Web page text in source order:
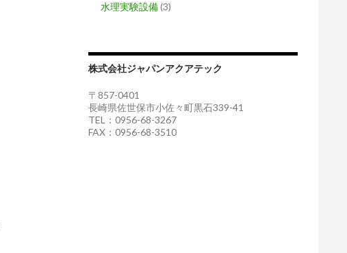
水理実験設備(3)
株式会社ジャパンアクアテック
〒857-0401
長崎県佐世保市小佐々町黒石339-41
TEL：0956-68-3267
FAX：0956-68-3510